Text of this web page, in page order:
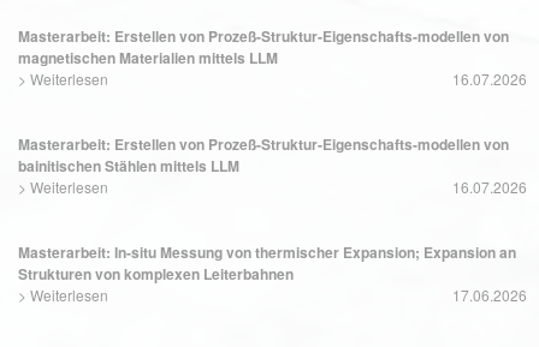
Masterarbeit: Erstellen von Prozeß-Struktur-Eigenschafts-modellen von
magnetischen Materialien mittels LLM
> Weiterlesen 16.07.2026
Masterarbeit: Erstellen von Prozeß-Struktur-Eigenschafts-modellen von
bainitischen Stählen mittels LLM
> Weiterlesen 16.07.2026
Masterarbeit: In-situ Messung von thermischer Expansion; Expansion an
Strukturen von komplexen Leiterbahnen
> Weiterlesen 17.06.2026